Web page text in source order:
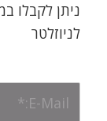
ניתן לקבלו
לניוזלטר